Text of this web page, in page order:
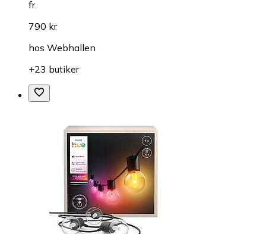
fr.
790 kr
hos Webhallen
+23 butiker